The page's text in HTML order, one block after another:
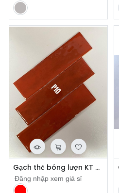
Gạch thẻ bóng lượn KT 75x300mm mã 7532P10
Đăng nhập xem giá sỉ